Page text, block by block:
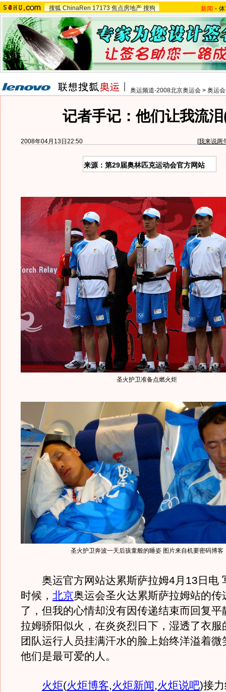
搜狐 ChinaRen 17173 焦点房地产 搜狗 新闻 -
奥运频道-2008北京奥运会 > 奥运
记者手记：他们让我流
2008年04月13日22:50 [我来说两
来源：第29届奥林匹克运动会官方网站
圣火护卫准备点燃火炬
圣火护卫奔波一天后孩童般的睡姿 图片来自机要密码博客
奥运官方网站达累斯萨拉姆4月13日电
时候， 北京奥运会圣火达累斯萨拉姆站的传
了，但我的心情却没有因传递结束而回复平
拉姆骄阳似火，在炎炎烈日下，湿透了衣服
团队运行人员挂满汗水的脸上始终洋溢着微
他们是最可爱的人。
火炬(火炬博客,火炬新闻,火炬说吧)接